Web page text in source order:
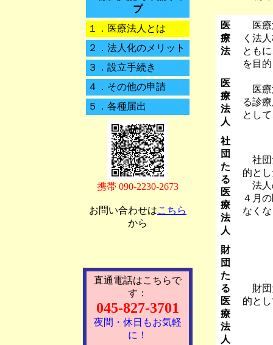
プ
１． 医療法人とは
２． 法人化のメリット
３． 設立手続き
４． その他の申請
５． 各種届出
携帯 090-2230-2673
お問い合わせはこちら
から
直通電話はこちらで
す：
045-827-3701
夜間・休日もお気軽
に！
医
療
法
医療
く法
とも
を目
医
療
法
人
医療
る診
とし
社
団
た
る
医
療
法
人
社団
的と
法人
４月
なく
財
団
た
る
医
療
法
人
財団
的と